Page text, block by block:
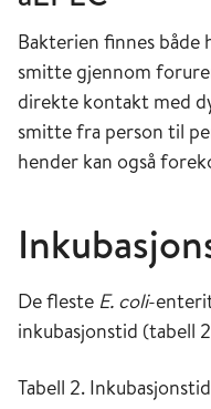
Bakterien finnes både
smitte gjennom
direkte kontakt med
smitte fra person til
hender kan også
De fleste E. coli-
inkubasjonstid (tabell
Tabell 2.